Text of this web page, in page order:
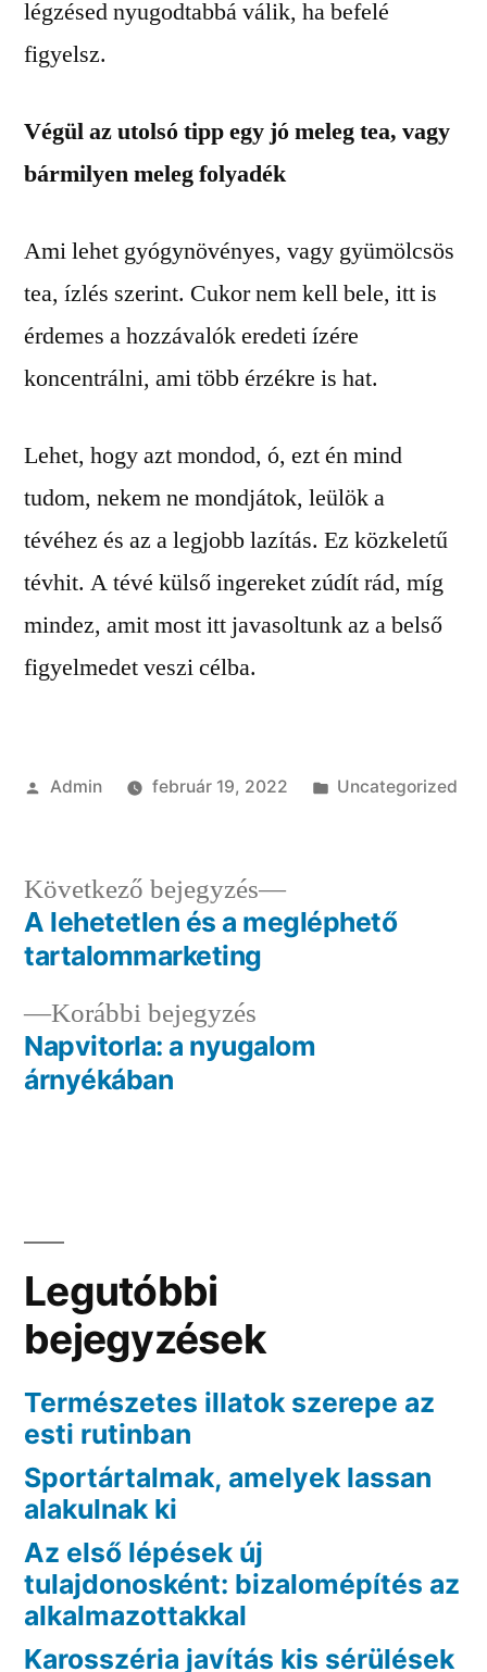
légzésed nyugodtabbá válik, ha befelé
figyelsz.
Végül az utolsó tipp egy jó meleg tea, vagy
bármilyen meleg folyadék
Ami lehet gyógynövényes, vagy gyümölcsös
tea, ízlés szerint. Cukor nem kell bele, itt is
érdemes a hozzávalók eredeti ízére
koncentrálni, ami több érzékre is hat.
Lehet, hogy azt mondod, ó, ezt én mind
tudom, nekem ne mondjátok, leülök a
tévéhez és az a legjobb lazítás. Ez közkeletű
tévhit. A tévé külső ingereket zúdít rád, míg
mindez, amit most itt javasoltunk az a belső
figyelmedet veszi célba.
Szerző:
Admin február 19, 2022 Kategória:
Uncategorized
Bejegyzés
navigáció
Korábbi bejegyzés
bejegyzés:
Napvitorla: a nyugalom
árnyékában
Következő bejegyzés
Következő
bejegyzés:
A lehetetlen és a megléphető
tartalommarketing
Legutóbbi
bejegyzések
Természetes illatok szerepe az
esti rutinban
Sportártalmak, amelyek lassan
alakulnak ki
Az első lépések új
tulajdonosként: bizalomépítés az
alkalmazottakkal
Karosszéria javítás kis sérülések